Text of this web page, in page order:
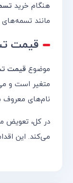
هنگام خرید تسمه
مانند
قیمت تسمه
موضوع قیمت تسمه
نام‌های معروف
در کل، تعویض
می‌کند. این